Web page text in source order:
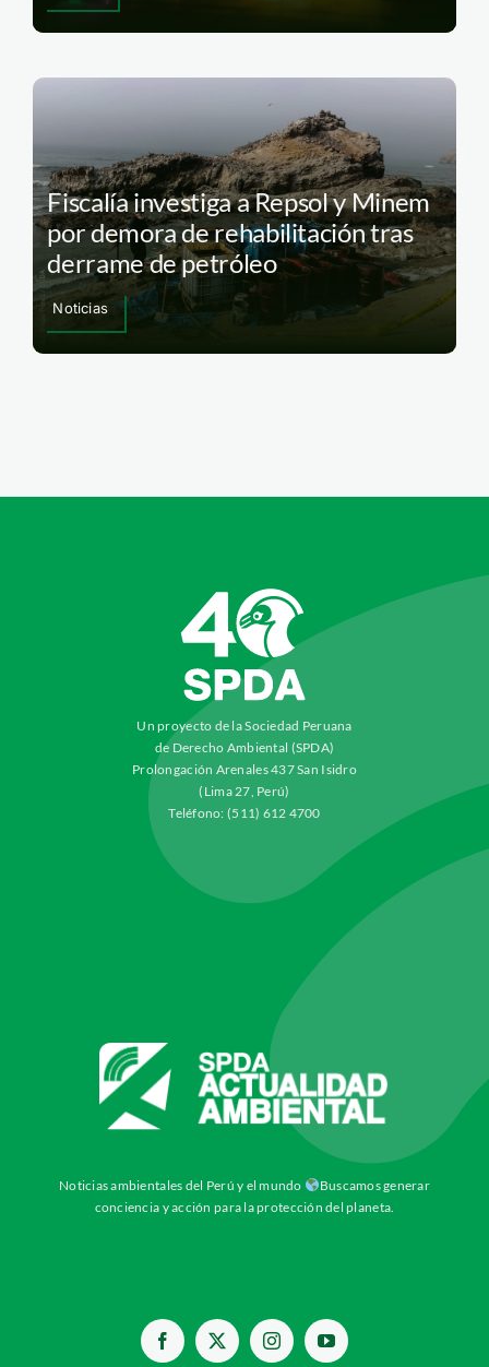
Fiscalía investiga a Repsol y Minem
por demora de rehabilitación tras
derrame de petróleo
Noticias
Un proyecto de la Sociedad Peruana
de Derecho Ambiental (SPDA)
Prolongación Arenales 437 San Isidro
(Lima 27, Perú)
Teléfono: (511) 612 4700
Noticias ambientales del Perú y el mundo
Buscamos generar
conciencia y acción para la protección del planeta.